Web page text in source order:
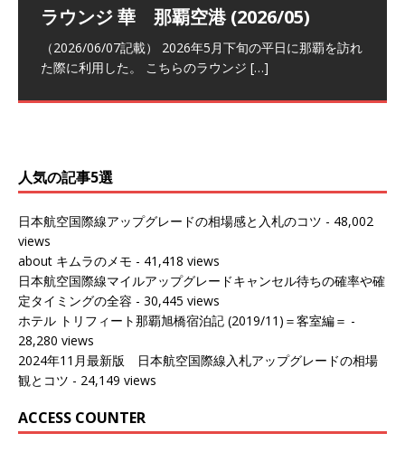
祝！日本航空・マリオットの戦略パー
トナーシップによるFOP無料付与とス
テイタスマッチ
ラウンジ 華 那覇空港 (2026/05)
（2026/06/07記載） 2026年5月下旬の平日に那覇を訪れ
た際に利用した。 こちらのラウンジ […]
The Coral Executive Lounge スワ
ンナプーム国際空港国内線ラウンジ
(2026/01)
日本航空 羽田空港国際線ファースト
クラスラウンジ (2026/01)
（2026/03/18記載） 2026年1月、毎年恒例の新年の羽田
バンコクエアウェイズ スワンナプー
ム国際空港国内線ラウンジ (2026/01)
（2026/03/13記載） 2026年1月上旬にバンコク経由でチ
人気の記事5選
日本航空国際線アップグレードの相場感と入札のコツ - 48,002
views
about キムラのメモ - 41,418 views
日本航空国際線マイルアップグレードキャンセル待ちの確率や確
定タイミングの全容 - 30,445 views
ホテル トリフィート那覇旭橋宿泊記 (2019/11)＝客室編＝ -
28,280 views
2024年11月最新版 日本航空国際線入札アップグレードの相場
観とコツ - 24,149 views
ACCESS COUNTER